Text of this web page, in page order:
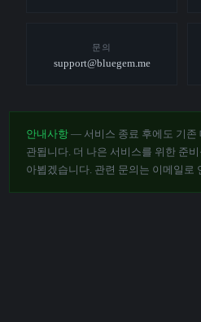
문의
support@bluegem.me
안내사항 — 서비스 종료 후에도 기존
관됩니다. 더 나은 서비스를 위한 준
아뵙겠습니다. 관련 문의는 이메일로